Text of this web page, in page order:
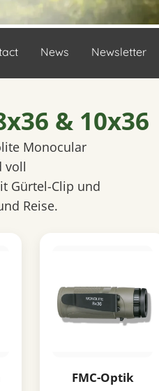
News Newsletter
& 10x36
Monocular
voll
Gürtel-Clip und
Reise.
FMC-Optik